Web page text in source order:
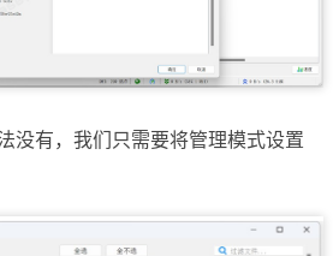
没有，我们只需要将管理模式设置